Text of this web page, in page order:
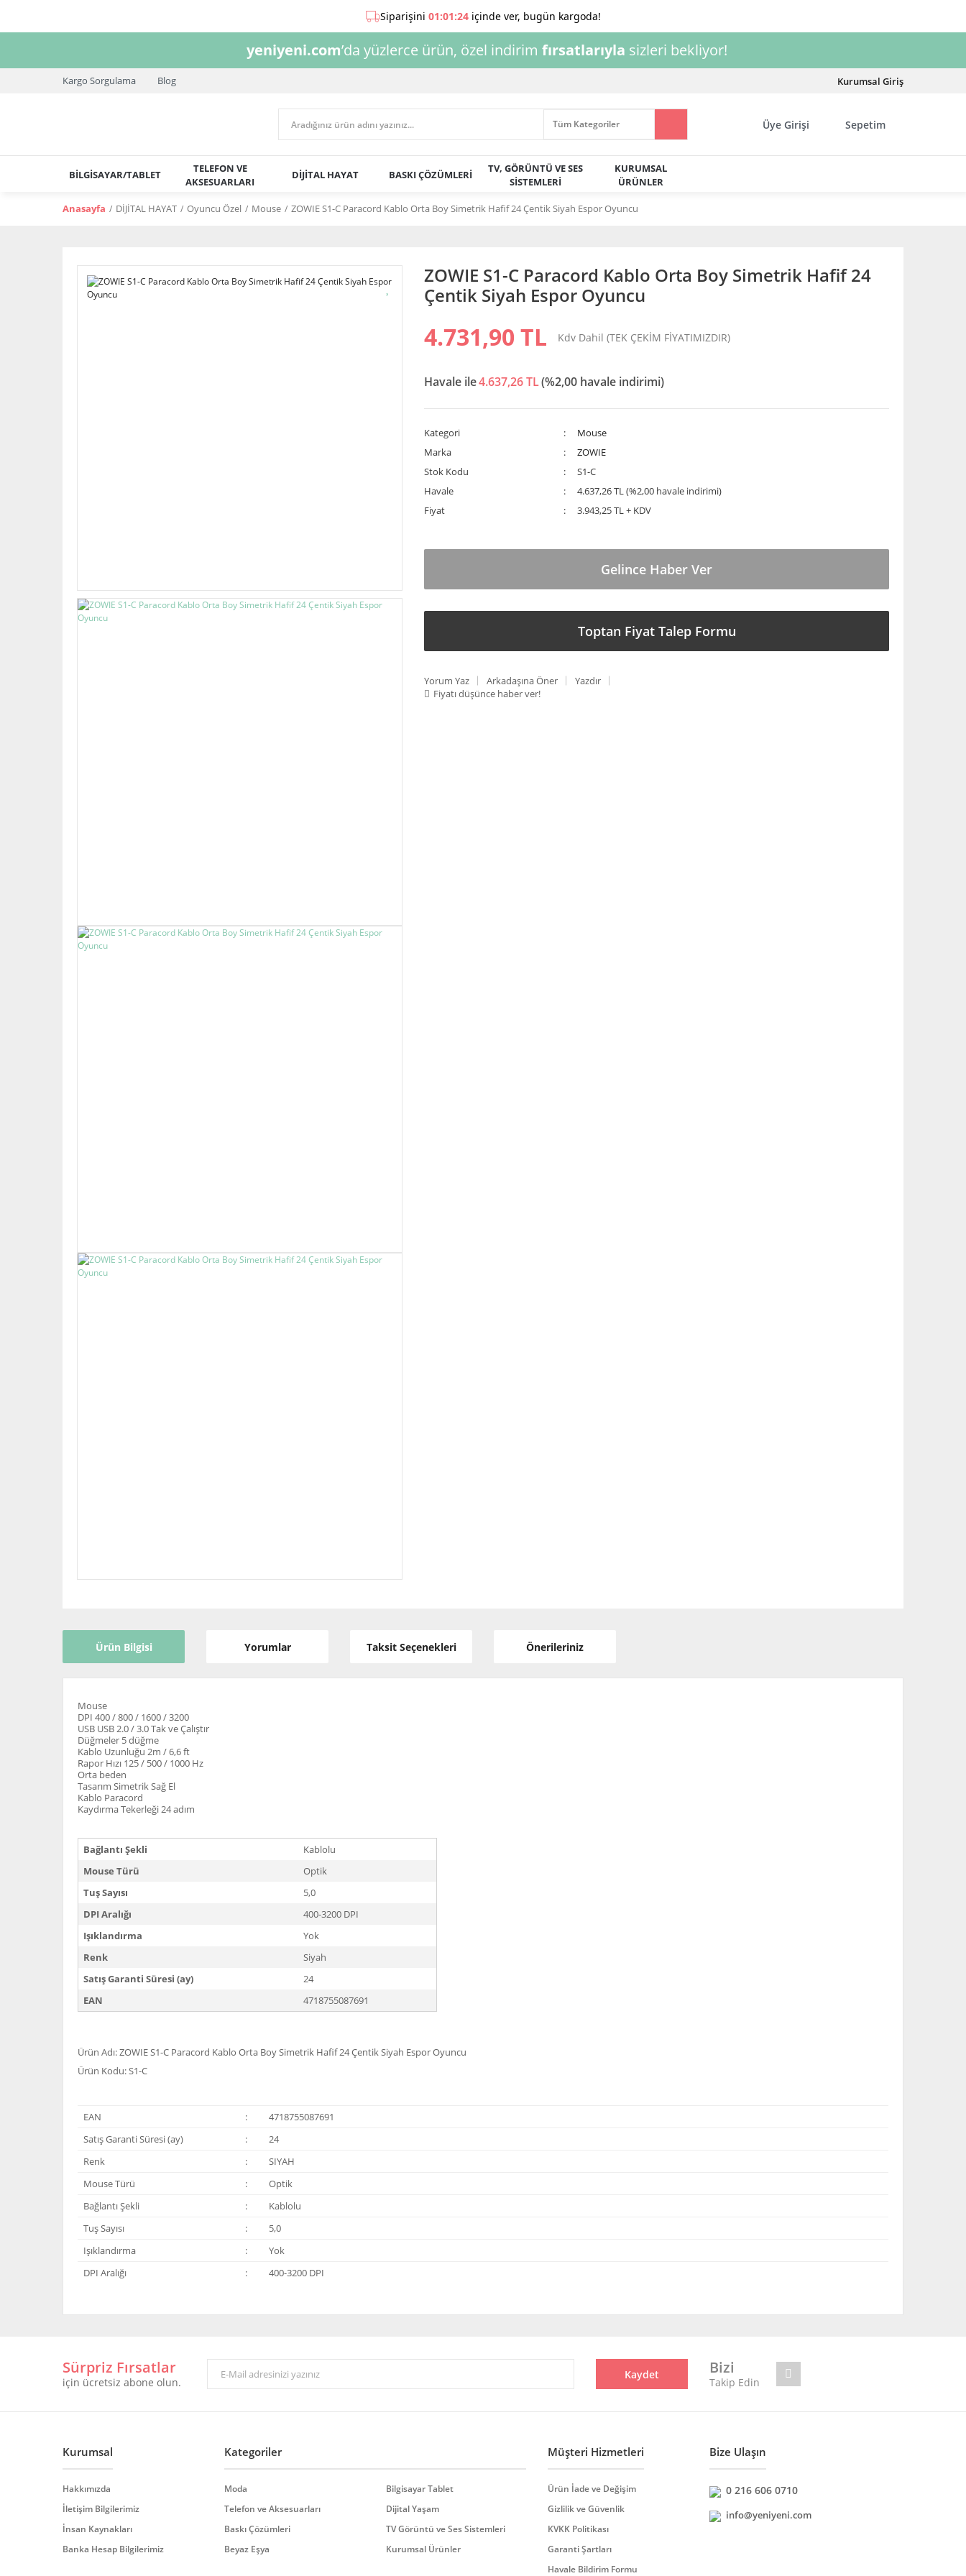
yeniyeni.com’da yüzlerce ürün, özel indirim fırsatlarıyla sizleri bekliyor!
Kargo Sorgulama Blog Kurumsal Giriş
Üye Girişi Sepetim
BİLGİSAYAR/TABLET
TELEFON VE
AKSESUARLARI
DİJİTAL HAYAT BASKI ÇÖZÜMLERİ
TV, GÖRÜNTÜ VE SES
SİSTEMLERİ
KURUMSAL
ÜRÜNLER
Anasayfa DİJİTAL HAYAT Oyuncu Özel Mouse ZOWIE S1-C Paracord Kablo Orta Boy Simetrik Hafif 24 Çentik Siyah Espor Oyuncu
ZOWIE S1-C Paracord Kablo Orta Boy Simetrik Hafif 24
Çentik Siyah Espor Oyuncu
4.731,90 TL Kdv Dahil (TEK ÇEKİM FİYATIMIZDIR)
Havale ile4.637,26 TL(%2,00 havale indirimi)
Kategori
Mouse
Marka
ZOWIE
Stok Kodu
S1-C
Havale
4.637,26 TL (%2,00 havale indirimi)
Fiyat
3.943,25 TL + KDV
Gelince Haber Ver
Toptan Fiyat Talep Formu
Yorum Yaz Arkadaşına Öner
Yazdır
Fiyatı düşünce haber ver!
Ürün Bilgisi Yorumlar Taksit Seçenekleri Önerileriniz
Mouse
DPI 400 / 800 / 1600 / 3200
USB USB 2.0 / 3.0 Tak ve Çalıştır
Düğmeler 5 düğme
Kablo Uzunluğu 2m / 6,6 ft
Rapor Hızı 125 / 500 / 1000 Hz
Orta beden
Tasarım Simetrik Sağ El
Kablo Paracord
Kaydırma Tekerleği 24 adım
Bağlantı Şekli
Kablolu
Mouse Türü
Optik
Tuş Sayısı
5,0
DPI Aralığı
400-3200 DPI
Işıklandırma
Yok
Renk
Siyah
Satış Garanti Süresi (ay)
24
EAN
4718755087691
Ürün Adı: ZOWIE S1-C Paracord Kablo Orta Boy Simetrik Hafif 24 Çentik Siyah Espor Oyuncu
Ürün Kodu: S1-C
EAN :
4718755087691
Satış Garanti Süresi (ay)
:
24
Renk
:
SIYAH
Mouse Türü
:
Optik
Bağlantı Şekli
:
Kablolu
Tuş Sayısı
:
5,0
Işıklandırma
:
Yok
DPI Aralığı
: 400-3200 DPI
Ürün resmi kalitesiz, bozuk veya görüntülenemiyor.
Ürün açıklamasında eksik bilgiler bulunuyor.
Gönder
Sürpriz Fırsatlar
için ücretsiz abone olun.
Kaydet Bizi
Takip Edin
Kurumsal
Hakkımızda
İletişim Bilgilerimiz
İnsan Kaynakları
Banka Hesap Bilgilerimiz
Kategoriler
Moda
Telefon ve Aksesuarları
Baskı Çözümleri
Beyaz Eşya
Bilgisayar Tablet
Dijital Yaşam
TV Görüntü ve Ses Sistemleri
Kurumsal Ürünler
Müşteri Hizmetleri
Ürün İade ve Değişim
Gizlilik ve Güvenlik
KVKK Politikası
Garanti Şartları
Havale Bildirim Formu
Bize Ulaşın
0 216 606 0710
info@yeniyeni.com